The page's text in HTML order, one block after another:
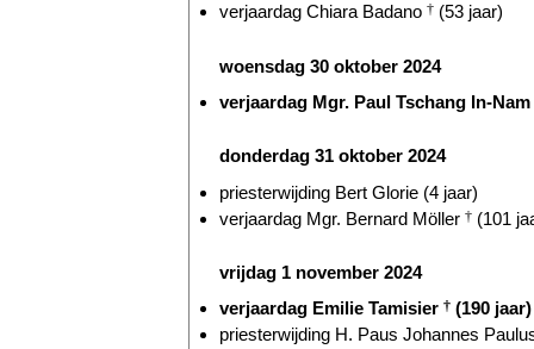
verjaardag Chiara Badano † (53 jaar)
woensdag 30 oktober 2024
verjaardag Mgr. Paul Tschang In-Nam
donderdag 31 oktober 2024
priesterwijding Bert Glorie (4 jaar)
verjaardag Mgr. Bernard Möller † (101
vrijdag 1 november 2024
verjaardag Emilie Tamisier † (190 jaar)
priesterwijding H. Paus Johannes